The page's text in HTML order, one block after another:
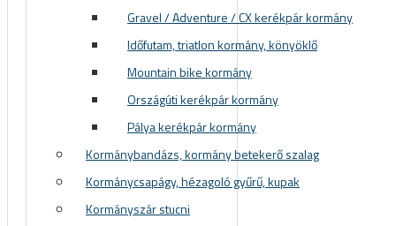
Gravel / Adventure / CX kerékpár kormány
Időfutam, triatlon kormány, könyöklő
Mountain bike kormány
Országúti kerékpár kormány
Pálya kerékpár kormány
Kormánybandázs, kormány betekerő szalag
Kormánycsapágy, hézagoló gyűrű, kupak
Kormányszár stucni